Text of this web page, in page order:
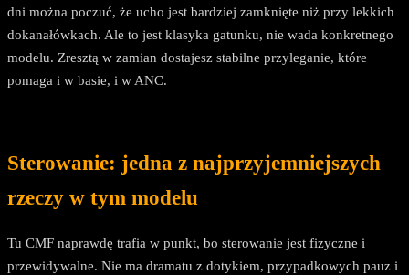
dni można poczuć, że ucho jest bardziej zamknięte niż przy lekkich
dokanałówkach. Ale to jest klasyka gatunku, nie wada konkretnego
modelu. Zresztą w zamian dostajesz stabilne przyleganie, które
pomaga i w basie, i w ANC.
Sterowanie: jedna z najprzyjemniejszych
rzeczy w tym modelu
Tu CMF naprawdę trafia w punkt, bo sterowanie jest fizyczne i
przewidywalne. Nie ma dramatu z dotykiem, przypadkowych pauz i